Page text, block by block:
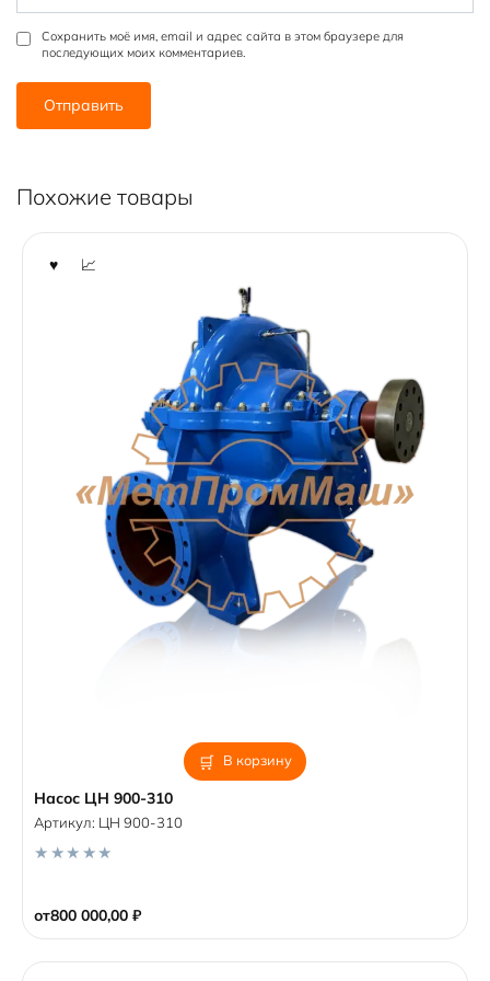
Сохранить моё имя, email и адрес сайта в этом браузере для
последующих моих комментариев.
Похожие товары
В корзину
Насос ЦН 900-310
от800 000,00 ₽
Артикул: ЦН 900-310
u
t
f